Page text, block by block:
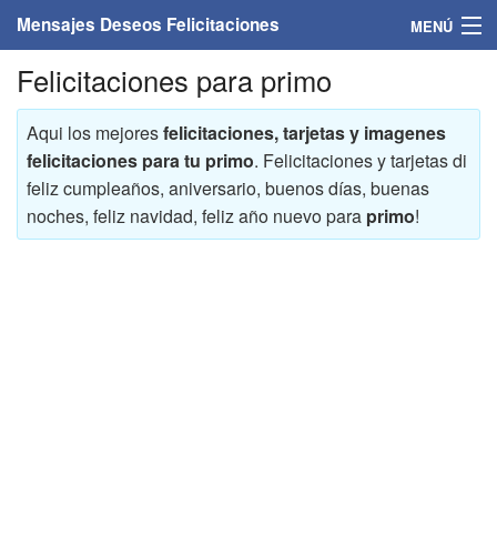
Mensajes Deseos Felicitaciones MENÚ
Home
Mensajes
Felicitaciones
Felicitaciones con nombres
Felicitaciones para primo
Aqui los mejoresfelicitaciones, tarjetas y imagenes
felicitaciones para tu primo. Felicitaciones y tarjetas di
feliz cumpleaños, aniversario, buenos días, buenas
noches, feliz navidad, feliz año nuevo para primo!